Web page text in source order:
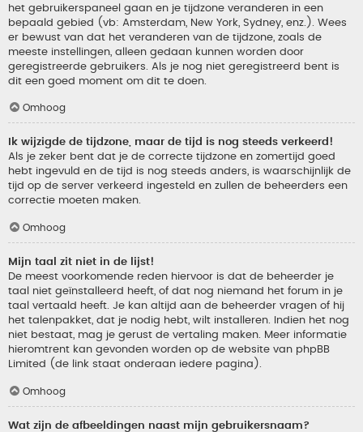
het gebruikerspaneel gaan en je tijdzone veranderen in een
bepaald gebied (vb: Amsterdam, New York, Sydney, enz.). Wees
er bewust van dat het veranderen van de tijdzone, zoals de
meeste instellingen, alleen gedaan kunnen worden door
geregistreerde gebruikers. Als je nog niet geregistreerd bent is
dit een goed moment om dit te doen.
Omhoog
Ik wijzigde de tijdzone, maar de tijd is nog steeds verkeerd!
Als je zeker bent dat je de correcte tijdzone en zomertijd goed
hebt ingevuld en de tijd is nog steeds anders, is waarschijnlijk de
tijd op de server verkeerd ingesteld en zullen de beheerders een
correctie moeten maken.
Omhoog
Mijn taal zit niet in de lijst!
De meest voorkomende reden hiervoor is dat de beheerder je
taal niet geïnstalleerd heeft, of dat nog niemand het forum in je
taal vertaald heeft. Je kan altijd aan de beheerder vragen of hij
het talenpakket, dat je nodig hebt, wilt installeren. Indien het nog
niet bestaat, mag je gerust de vertaling maken. Meer informatie
hieromtrent kan gevonden worden op de website van phpBB
Limited (de link staat onderaan iedere pagina).
Omhoog
Wat zijn de afbeeldingen naast mijn gebruikersnaam?